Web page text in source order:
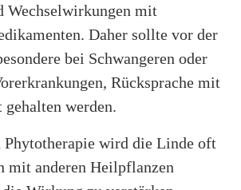
Wechselwirkungen mit
Daher sollte vor der
bei Schwangeren oder
Rücksprache mit
gehalten werden.
Phytotherapie wird die Linde oft
mit anderen Heilpflanzen